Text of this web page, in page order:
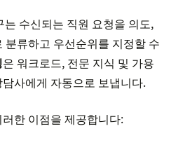
수신되는 직원 요청을 의도,
류하고 우선순위를 지정할 수
은 워크로드, 전문 지식 및 가용
사에게 자동으로 보냅니다.
한 이점을 제공합니다: